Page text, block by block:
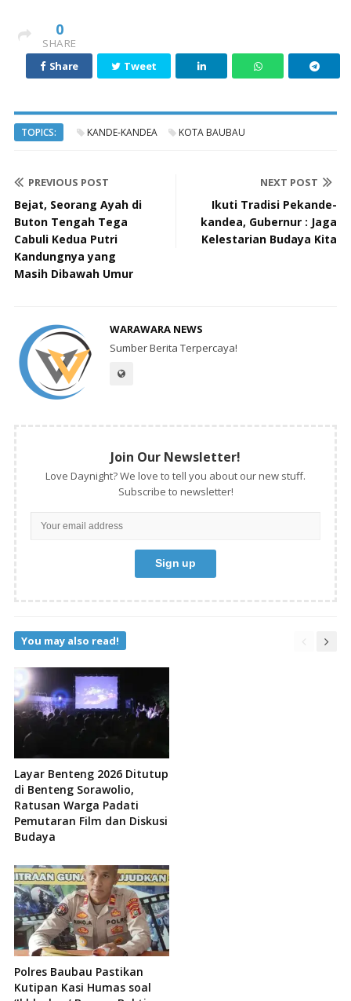
0
SHARE
Share
Tweet
TOPICS: KANDE-KANDEA KOTA BAUBAU
PREVIOUS POST
Bejat, Seorang Ayah di
Buton Tengah Tega
Cabuli Kedua Putri
Kandungnya yang
Masih Dibawah Umur
NEXT POST
Ikuti Tradisi Pekande-
kandea, Gubernur : Jaga
Kelestarian Budaya Kita
WARAWARA NEWS
Sumber Berita Terpercaya!
Join Our Newsletter!
Love Daynight? We love to tell you about our new stuff.
Subscribe to newsletter!
You may also read!
Layar Benteng 2026 Ditutup
di Benteng Sorawolio,
Ratusan Warga Padati
Pemutaran Film dan Diskusi
Budaya
Polres Baubau Pastikan
Kutipan Kasi Humas soal